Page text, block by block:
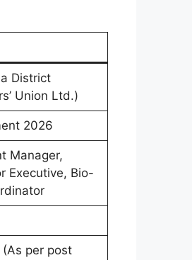
District
Union Ltd.)
2026
Manager,
Executive, Bio-
per post